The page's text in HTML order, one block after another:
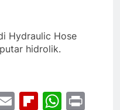
Hydraulic Hose
hidrolik.
Email